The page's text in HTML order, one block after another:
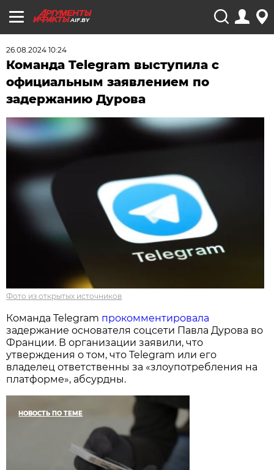
AIF.BY
26.08.2024 10:24
Команда Telegram выступила с
официальным заявлением по
задержанию Дурова
Фото из открытых источников
Команда Telegram прокомментировала
задержание основателя соцсети Павла Дурова во
Франции. В организации заявили, что
утверждения о том, что Telegram или его
владелец ответственны за «злоупотребления на
платформе», абсурдны.
НОВОСТЬ ПО ТЕМЕ